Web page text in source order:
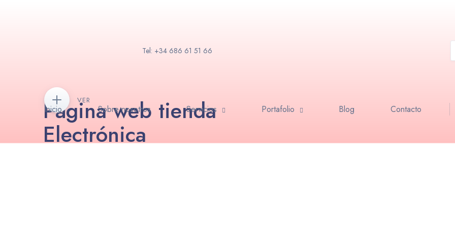
Tel: +34 686 61 51 66
Inicio Sobre nosotros Servicios Portafolio Blog Contacto
Página web tienda
Electrónica
VER